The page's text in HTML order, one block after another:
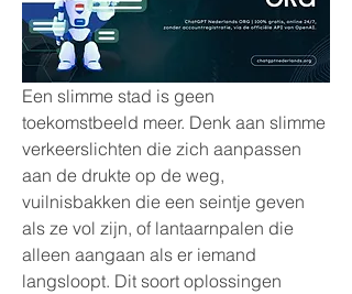
Een slimme stad is geen
toekomstbeeld meer. Denk aan slimme
verkeerslichten die zich aanpassen
aan de drukte op de weg,
vuilnisbakken die een seintje geven
als ze vol zijn, of lantaarnpalen die
alleen aangaan als er iemand
langsloopt. Dit soort oplossingen